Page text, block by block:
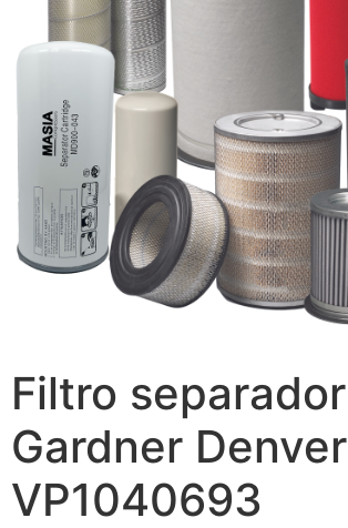
Filtro separador
Gardner Denver
VP1040693